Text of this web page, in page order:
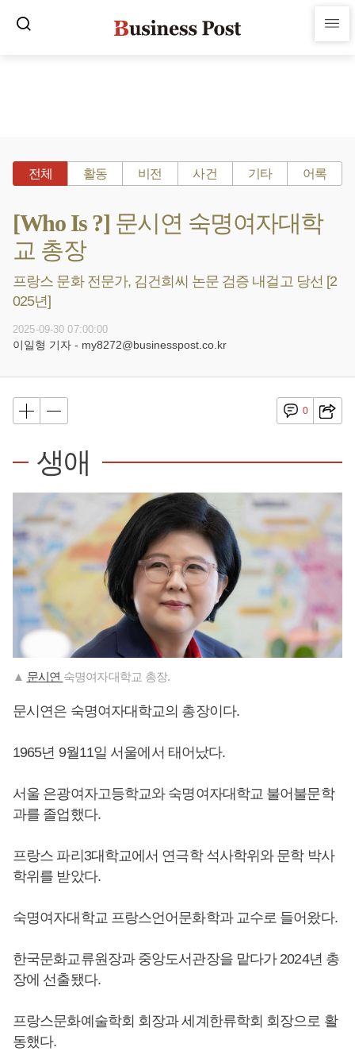
전체 활동 비전 사건 기타 어록
[Who Is ?] 문시연 숙명여자대학
교 총장
프랑스 문화 전문가, 김건희씨 논문 검증 내걸고 당선 [2
025년]
2025-09-30 07:00:00
이일형 기자 - my8272@businesspost.co.kr
0
생애
▲ 문시연 숙명여자대학교 총장.
문시연은 숙명여자대학교의 총장이다.
1965년 9월11일 서울에서 태어났다.
서울 은광여자고등학교와 숙명여자대학교 불어불문학
과를 졸업했다.
프랑스 파리3대학교에서 연극학 석사학위와 문학 박사
학위를 받았다.
숙명여자대학교 프랑스언어문화학과 교수로 들어왔다.
한국문화교류원장과 중앙도서관장을 맡다가 2024년 총
장에 선출됐다.
프랑스문화예술학회 회장과 세계한류학회 회장으로 활
동했다.